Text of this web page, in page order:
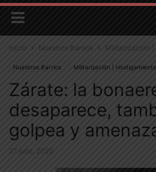
Inicio Nuestros Barrios Militarización |
Nuestros Barrios Militarización | Hostigamiento
Zárate: la
desaparece,
golpea y
27 julio, 2020